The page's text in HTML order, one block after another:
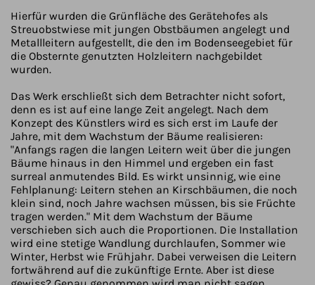
Hierfür wurden die Grünfläche des Gerätehofes als
Streuobstwiese mit jungen Obstbäumen angelegt und
Metallleitern aufgestellt, die den im Bodenseegebiet für
die Obsternte genutzten Holzleitern nachgebildet
wurden.
Das Werk erschließt sich dem Betrachter nicht sofort,
denn es ist auf eine lange Zeit angelegt. Nach dem
Konzept des Künstlers wird es sich erst im Laufe der
Jahre, mit dem Wachstum der Bäume realisieren:
"Anfangs ragen die langen Leitern weit über die jungen
Bäume hinaus in den Himmel und ergeben ein fast
surreal anmutendes Bild. Es wirkt unsinnig, wie eine
Fehlplanung: Leitern stehen an Kirschbäumen, die noch
klein sind, noch Jahre wachsen müssen, bis sie Früchte
tragen werden." Mit dem Wachstum der Bäume
verschieben sich auch die Proportionen. Die Installation
wird eine stetige Wandlung durchlaufen, Sommer wie
Winter, Herbst wie Frühjahr. Dabei verweisen die Leitern
fortwährend auf die zukünftige Ernte. Aber ist diese